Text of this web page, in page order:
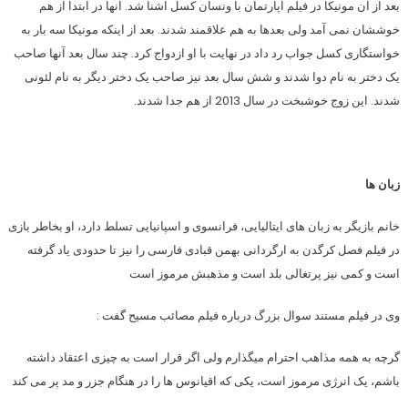
بعد از آن مونیکا در فیلم آپارتمان با ونسان کسل آشنا شد. آنها در ابتدا از هم
خوششان نمی آمد ولی بعدها به هم علاقمند شدند. بعد از اینکه مونیکا سه بار به
خواستگاری کسل جواب رد داد در نهایت با او ازدواج کرد. چند سال بعد آنها صاحب
یک دختر به نام دوا شدند و شش سال بعد نیز صاحب یک دختر دیگر به نام لئونی
شدند. این زوج خوشبخت در سال 2013 از هم جدا شدند.
زبان ها
خانم بازیگر به زبان های ایتالیایی، فرانسوی و اسپانیایی تسلط دارد، او بخاطر بازی
در فیلم فصل کرگدن به ارگردانی بهمن قبادی فارسی را نیز تا حدودی یاد گرفته
است و کمی نیز پرتغالی بلد است و مذهبش مرموز است
وی در فیلم مستند سوال بزرگ درباره فیلم مصائب مسیح گفت :
گرچه به همه مذاهب احترام میگذارم ولی اگر قرار است به چیزی اعتقاد داشته
باشم، یک انرژی مرموز است، یکی که اقیانوس ها را در هنگام جزر و مد پر می کند